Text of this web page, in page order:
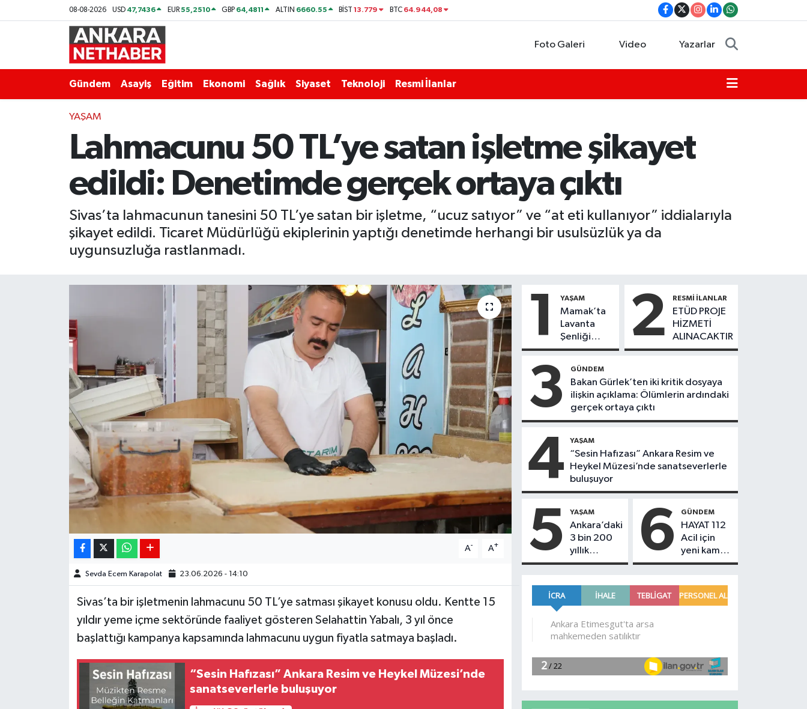
08-08-2026 USD 47,7436 EUR55,2510 GBP 64,4811 ALTIN 6660.55 BİST13.779 BTC 64.944,08
Foto Galeri Video Yazarlar
Gündem Asayiş Eğitim Ekonomi Sağlık Siyaset Teknoloji Resmi İlanlar
YAŞAM
Lahmacunu 50 TL’ye satan işletme şikayet
edildi: Denetimde gerçek ortaya çıktı
Sivas’ta lahmacunun tanesini 50 TL’ye satan bir işletme, “ucuz satıyor” ve “at eti kullanıyor” iddialarıyla
şikayet edildi. Ticaret Müdürlüğü ekiplerinin yaptığı denetimde herhangi bir usulsüzlük ya da
uygunsuzluğa rastlanmadı.
A- A+
Sevda Ecem Karapolat 23.06.2026 - 14:10
Sivas’ta bir işletmenin lahmacunu 50 TL’ye satması şikayet konusu oldu. Kentte 15
yıldır yeme içme sektöründe faaliyet gösteren Selahattin Yabalı, 3 yıl önce
başlattığı kampanya kapsamında lahmacunu uygun fiyatla satmaya başladı.
“Sesin Hafızası” Ankara Resim ve Heykel Müzesi’nde
sanatseverlerle buluşuyor
1 YAŞAM
Mamak’ta
Lavanta
Şenliği
Coşkusu
2 RESMI İLANLAR
ETÜD PROJE
HİZMETİ
ALINACAKTIR
3 GÜNDEM
Bakan Gürlek’ten iki kritik dosyaya
ilişkin açıklama: Ölümlerin ardındaki
gerçek ortaya çıktı
4 YAŞAM
“Sesin Hafızası” Ankara Resim ve
Heykel Müzesi’nde sanatseverlerle
buluşuyor
5 YAŞAM
Ankara’daki
3 bin 200
yıllık
tümülüsün
çıktı!
6 GÜNDEM
HAYAT 112
Acil için
yeni kamu
spotu
Tek tuşla
ihbar
Ekonomi
Kim Kimdir Nereli
Resmi İlanlar
Ankara Hava Durumu
Tüm Manşetler
Son Dakika Haberleri
Haber Arşivi